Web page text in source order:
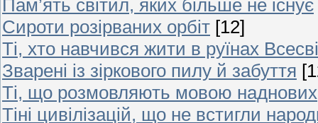
Пам’ять світил, яких більше не існує
Сироти розірваних орбіт [12]
Ті, хто навчився жити в руїнах
Зварені із зіркового пилу й забуття
Ті, що розмовляють мовою наднових
Тіні цивілізацій, що не встигли